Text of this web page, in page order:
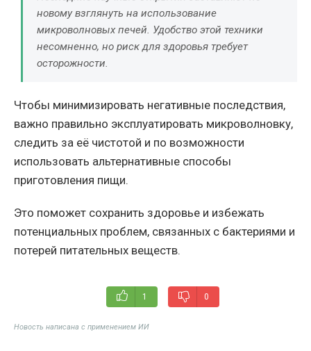
новому взглянуть на использование
микроволновых печей. Удобство этой техники
несомненно, но риск для здоровья требует
осторожности.
Чтобы минимизировать негативные последствия,
важно правильно эксплуатировать микроволновку,
следить за её чистотой и по возможности
использовать альтернативные способы
приготовления пищи.
Это поможет сохранить здоровье и избежать
потенциальных проблем, связанных с бактериями и
потерей питательных веществ.
1 0
Новость написана с применением ИИ